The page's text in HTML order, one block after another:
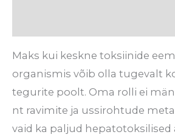
Maks kui keskne toksiinide
organismis võib olla tugevalt
tegurite poolt. Oma rolli ei
nt ravimite ja ussirohtude
vaid ka paljud hepatotoksilised